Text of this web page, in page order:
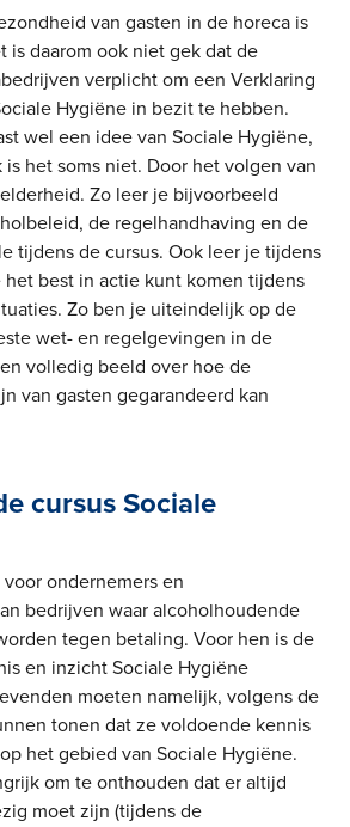
van gasten in de horeca is
is daarom ook niet gek dat de
verplicht om een Verklaring
Hygiëne in bezit te hebben.
wel een idee van Sociale Hygiëne,
het soms niet. Door het volgen van
Zo leer je bijvoorbeeld
de regelhandhaving en de
tijdens de cursus. Ook leer je tijdens
het best in actie kunt komen tijdens
Zo ben je uiteindelijk op de
wet- en regelgevingen in de
volledig beeld over hoe de
van gasten gegarandeerd kan
cursus Sociale
ondernemers en
bedrijven waar alcoholhoudende
tegen betaling. Voor hen is de
en inzicht Sociale Hygiëne
moeten namelijk, volgens de
tonen dat ze voldoende kennis
het gebied van Sociale Hygiëne.
om te onthouden dat er altijd
moet zijn (tijdens de